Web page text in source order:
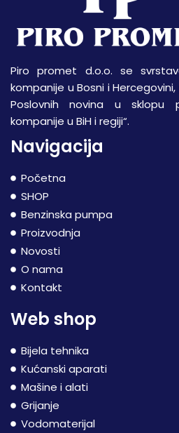
Piro promet d.o.o. se
kompanije u Bosni i
Poslovnih novina u sklopu
kompanije u BiH i regiji“.
Navigacija
Početna
SHOP
Benzinska pumpa
Proizvodnja
Novosti
O nama
Kontakt
Web shop
Bijela tehnika
Kućanski aparati
Mašine i alati
Grijanje
Vodomaterijal